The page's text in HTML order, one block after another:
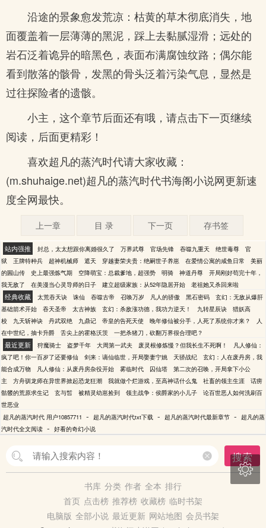
沿途的景象愈发荒凉：枯黄的草木彻底消失，地
面覆盖着一层薄薄的黑泥，踩上去黏腻湿滑；远处的
岩石泛着诡异的暗黑色，表面布满腐蚀纹路；偶尔能
看到散落的骸骨，发黑的骨头泛着污染气息，显然是
过往探险者的遗骸。
小主，这个章节后面还有哦，请点击下一页继续
阅读，后面更精彩！
喜欢超凡的蒸汽时代请大家收藏：
(m.shuhaige.net)超凡的蒸汽时代书海阁小说网更新速
度全网最快。
上一章 目 录 下一页 存书签
站内强推 封总，太太想跟你离婚很久了 万界武尊 官场先锋 吞噬九重天 绝世毒尊
官
狱
王牌特种兵 超神机械师 遮天 穿越妻荣夫贵：绝嗣世子养崽 在爱情公寓的咸鱼日常
美丽
的圌山传
史上最强炼气期 空降萌宝：总裁爹地，超强势 明骑 神道丹尊
开局刚好苟完十年，
我无敌了
在美漫当心灵导师的日子 建立超级家族：从52年隐居开始 老祖她又杀回来啦
经典收藏 太荒吞天诀 诛仙 吞噬古帝 召唤万岁 凡人的骄傲 黑石密码
玄幻：无敌从爆肝
基础箭术开始
吞天圣帝 太古神族 玄幻：杀敌涨功德，我功力逆天！ 九转星辰诀
猎妖高
校
九天斩神诀 丹武双绝 九鼎记 帝皇的告死天使 晚年修仙被分手，人死了系统你才来？
人
在中世纪，抽卡升爵
舌尖上的霍格沃茨 一把杀猪刀，砍翻万界很合理吧？
最近更新 狩魔骑士 盗梦千年 大周第一武夫 废灵根修炼慢？但我长生不死啊！
凡人修仙：
疯了吧！你一百岁了还要修仙
剑来：谪仙临世，开局娶妻宁姚 天骄战纪
玄幻：人在废丹房，我
能合成万物
凡人修仙：从废丹房杂役开始 雾临时代 囚仙塔
第二次的召唤，开局拿下小公
主
方舟驯龙师在异世界掀起恐龙狂潮 我就做个烂游戏，至高神话什么鬼 社畜的领主生涯
话痨
骷髅的荒原求生记
玄与皙 被精灵幼崽捡到 领主战争：侯爵家的小儿子
论百世恶人如何洗刷百
世恶业
超凡的蒸汽时代 用户10857711 - 超凡的蒸汽时代txt下载 - 超凡的蒸汽时代最新章节 - 超凡的蒸
汽时代全文阅读 - 好看的奇幻小说
搜索
书库 分类 作者 全本 排行
首页 点击榜 推荐榜 收藏榜 临时书架
电脑版 全部小说 最近更新 网站地图 会员书架
